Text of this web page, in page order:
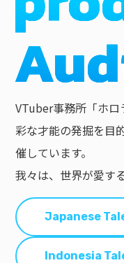
VTuber事務所「ホ
彩な才能の発掘を目
催しています。
我々は、世界が愛す
Japanese
Indonesia